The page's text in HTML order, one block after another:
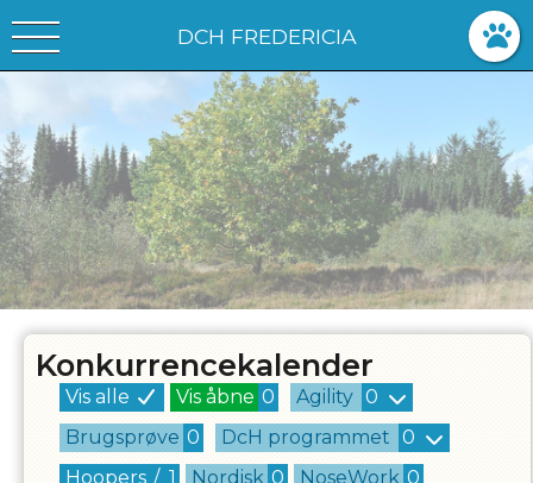
DCH FREDERICIA
Konkurrencekalender
Vis alle Vis åbne 0 Agility 0
Brugsprøve 0 DcH programmet 0
Hoopers / 1 Nordisk 0 NoseWork 0